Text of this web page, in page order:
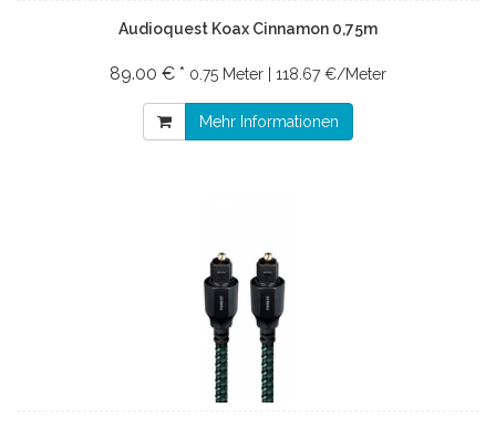
Audioquest Koax Cinnamon 0,75m
89.00 € * 0.75 Meter | 118.67 €/Meter
Mehr Informationen